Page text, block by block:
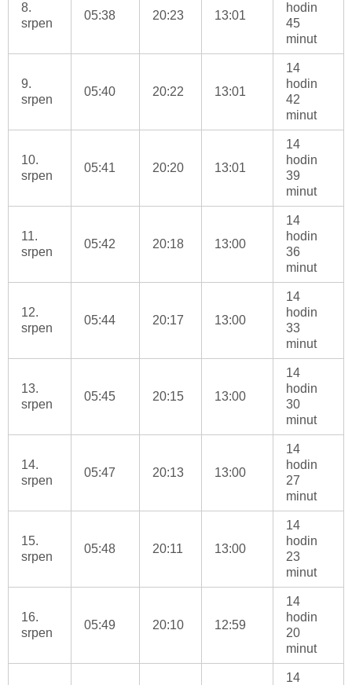
8.
srpen
05:38 20:23 13:01
hodin
45
minut
9.
srpen
05:40 20:22 13:01
14
hodin
42
minut
10.
srpen
05:41 20:20 13:01
14
hodin
39
minut
11.
srpen
05:42 20:18 13:00
14
hodin
36
minut
12.
srpen
05:44 20:17 13:00
14
hodin
33
minut
13.
srpen
05:45 20:15 13:00
14
hodin
30
minut
14.
srpen
05:47 20:13 13:00
14
hodin
27
minut
15.
srpen
05:48 20:11 13:00
14
hodin
23
minut
16.
srpen
05:49 20:10 12:59
14
hodin
20
minut
14